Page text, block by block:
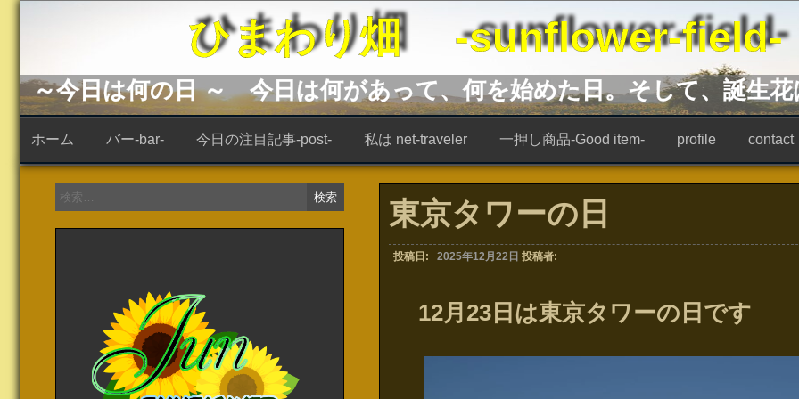
コ
へ
ス
キ
ひまわり畑 -sunflower-field-
～今日は何の日 ～ 今日は何があって、何を始めた日。そして、誕生花
ホーム バー-bar- 今日の注目記事-post- 私は net-traveler 一押し商品-Good item- profile contact
東京タワーの日
投稿日: 2025年12月22日 投稿者:
12月23日は東京タワーの日です
検
索: